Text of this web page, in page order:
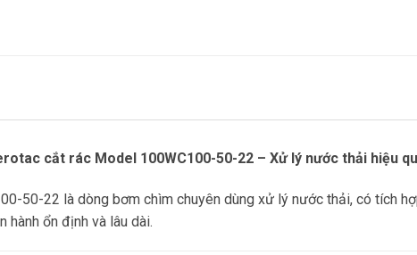
cắt rác Model 100WC100-50-22 – Xử lý nước thải hiệu
50-22 là dòng bơm chìm chuyên dùng xử lý nước thải, có tích
hành ổn định và lâu dài.